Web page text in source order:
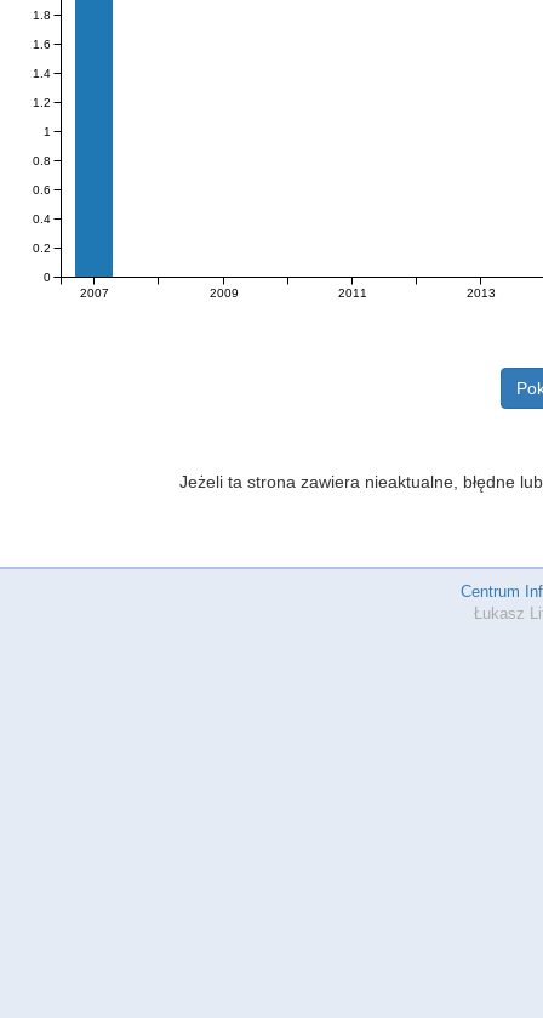
2007 2009 2011 2013
0
0.2
0.4
0.6
0.8
1
1.2
1.4
1.6
1.8
Jeżeli ta strona zawiera nieaktualne, błędne
Centrum
Łukasz